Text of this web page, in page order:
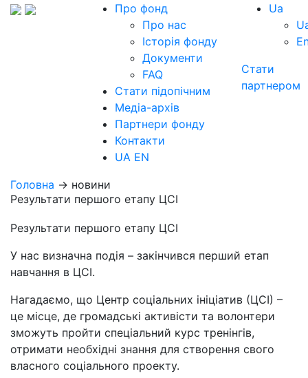
Про фонд
Про нас
Історія фонду
Документи
FAQ
Стати підопічним
Медіа-архів
Партнери фонду
Контакти
UA EN
Ua
Стати
партнером
Головна → новини
Результати першого етапу ЦСІ
Результати першого етапу ЦСІ
У нас визначна подія – закінчився перший етап
навчання в ЦСІ.
Нагадаємо, що Центр соціальних ініціатив (ЦСІ) –
це місце, де громадські активісти та волонтери
зможуть пройти спеціальний курс тренінгів,
отримати необхідні знання для створення свого
власного соціального проекту.